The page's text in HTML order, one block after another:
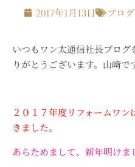
2017年1月13日 ブログ
いつもワン太通信社長ブロ
りがとうございます。山﨑で
２０１７年度リフォームワ
きました。
あらためまして、新年明けま